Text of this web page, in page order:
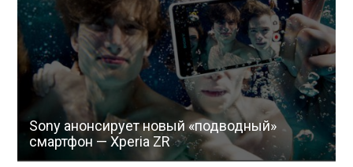
Sony анонсирует новый «подводный»
смартфон — Xperia ZR